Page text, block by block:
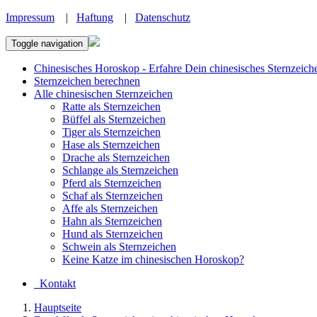
Impressum | Haftung | Datenschutz
Toggle navigation
Chinesisches Horoskop - Erfahre Dein chinesisches
Sternzeichen berechnen
Alle chinesischen Sternzeichen
Ratte als Sternzeichen
Büffel als Sternzeichen
Tiger als Sternzeichen
Hase als Sternzeichen
Drache als Sternzeichen
Schlange als Sternzeichen
Pferd als Sternzeichen
Schaf als Sternzeichen
Affe als Sternzeichen
Hahn als Sternzeichen
Hund als Sternzeichen
Schwein als Sternzeichen
Keine Katze im chinesischen Horoskop?
Kontakt
Hauptseite